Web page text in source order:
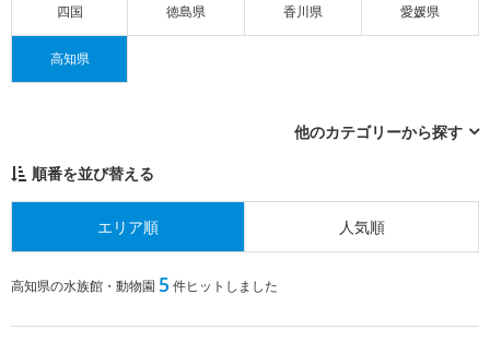
四国 徳島県 香川県 愛媛県
高知県
他のカテゴリーから探す
順番を並び替える
エリア順 人気順
高知県の水族館・動物園 5 件ヒットしました